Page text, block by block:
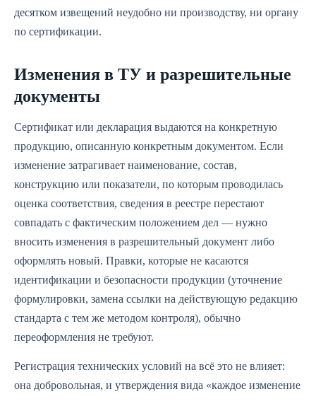
десятком извещений неудобно ни производству, ни органу
по сертификации.
Изменения в ТУ и разрешительные
документы
Сертификат или декларация выдаются на конкретную
продукцию, описанную конкретным документом. Если
изменение затрагивает наименование, состав,
конструкцию или показатели, по которым проводилась
оценка соответствия, сведения в реестре перестают
совпадать с фактическим положением дел — нужно
вносить изменения в разрешительный документ либо
оформлять новый. Правки, которые не касаются
идентификации и безопасности продукции (уточнение
формулировки, замена ссылки на действующую редакцию
стандарта с тем же методом контроля), обычно
переоформления не требуют.
Регистрация технических условий на всё это не влияет:
она добровольная, и утверждения вида «каждое изменение